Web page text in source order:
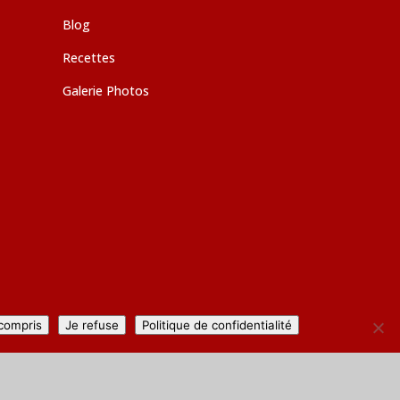
Blog
Recettes
Galerie Photos
Je refuse Politique de confidentialité